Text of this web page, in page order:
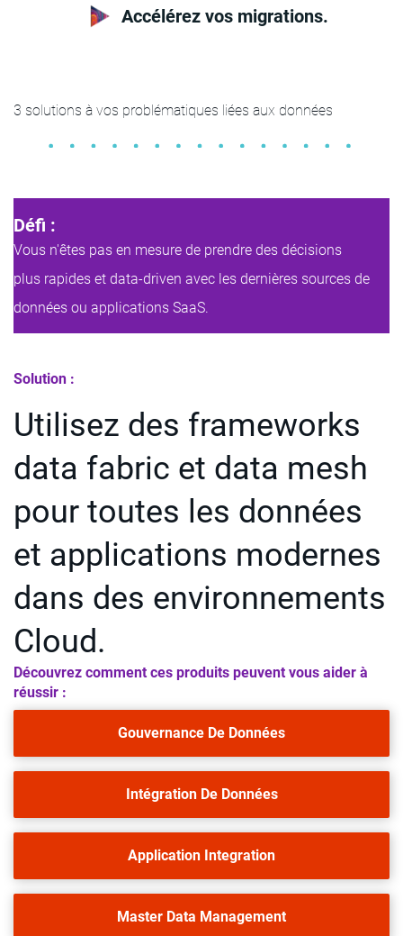
Accélérez vos migrations.
3 solutions à vos problématiques liées aux données
Défi :
Vous n'êtes pas en mesure de prendre des décisions
plus rapides et data-driven avec les dernières sources de
données ou applications SaaS.
Solution :
Utilisez des frameworks
data fabric et data mesh
pour toutes les données
et applications modernes
dans des environnements
Cloud.
Découvrez comment ces produits peuvent vous aider à
réussir :
Gouvernance De Données
Intégration De Données
Application Integration
Master Data Management